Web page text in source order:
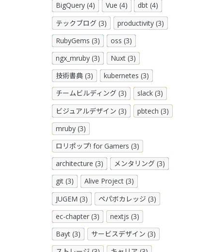
BigQuery (4)
Vue (4)
dbt (4)
テックブログ (3)
productivity (3)
RubyGems (3)
oss (3)
ngx_mruby (3)
Nuxt (3)
技術書典 (3)
kubernetes (3)
チームビルディング (3)
slack (3)
ビジュアルデザイン (3)
pbtech (3)
mruby (3)
ロリポップ! for Gamers (3)
architecture (3)
メンタリング (3)
git (3)
Alive Project (3)
JUGEM (3)
ペパボカレッジ (3)
ec-chapter (3)
nextjs (3)
Bayt (3)
サービスデザイン (3)